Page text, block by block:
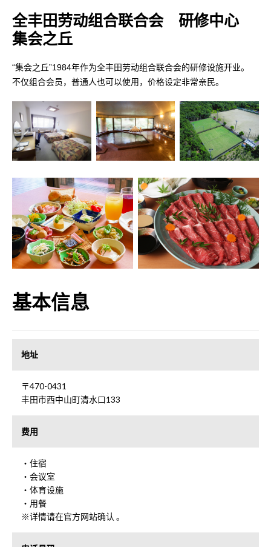
全丰田劳动组合联合会 研修中心
集会之丘
“集会之丘”1984年作为全丰田劳动组合联合会的研修设施开业。
不仅组合会员，普通人也可以使用，价格设定非常亲民。
基本信息
地址
〒470-0431
丰田市西中山町清水口133
费用
・住宿
・会议室
・体育设施
・用餐
※详情请在官方网站确认 。